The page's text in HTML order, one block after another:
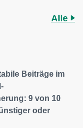
Alle
Beiträge im
9 von 10
oder